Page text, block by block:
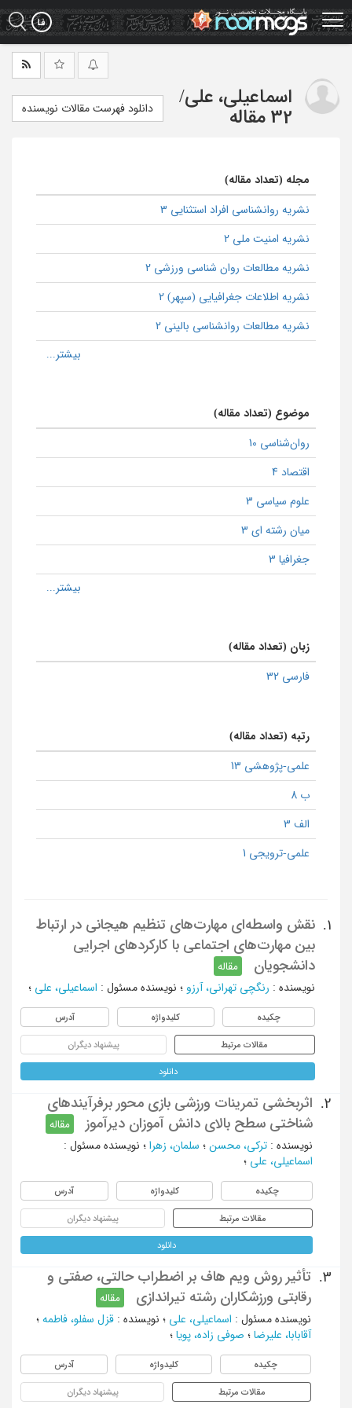
Skip
to
main
اسماعیلی، علی/
32 مقاله
دانلود فهرست مقالات نویسنده
مجله (تعداد مقاله)
نشریه روانشناسی افراد استثنایی 3
نشریه امنیت ملی 2
نشریه مطالعات روان شناسی ورزشی 2
نشریه اطلاعات جغرافیایی (سپهر) 2
نشریه مطالعات روانشناسی بالینی 2
موضوع (تعداد مقاله)
روان‌شناسی 10
اقتصاد 4
علوم سیاسی 3
میان رشته ای 3
جغرافیا 3
زبان (تعداد مقاله)
فارسی 32
رتبه (تعداد مقاله)
علمی-پژوهشی 13
ب 8
الف 3
علمی-ترویجی 1
1.
نقش واسطه‌ای مهارت‌های تنظیم هیجانی در ارتباط
بین مهارت‌های اجتماعی با کارکرد‌های اجرایی
دانشجویان
مقاله
نویسنده : رنگچی تهرانی، آرزو ؛ نویسنده مسئول : اسماعیلی، علی ؛
چکیده کلیدواژه آدرس
مقالات مرتبط پیشنهاد دیگران
دانلود
2.
اثربخشی تمرینات ورزشی بازی محور برفرآیندهای
شناختی سطح بالای دانش آموزان دیرآموز
مقاله
نویسنده : ترکی، محسن ؛ سلمان، زهرا ؛ نویسنده مسئول :
اسماعیلی، علی ؛
چکیده کلیدواژه آدرس
مقالات مرتبط پیشنهاد دیگران
دانلود
3.
تأثیر روش ویم هاف بر اضطراب حالتی، صفتی و
رقابتی ورزشکاران رشته تیراندازی
مقاله
نویسنده مسئول : اسماعیلی، علی ؛ نویسنده : قزل سفلو، فاطمه ؛
آقابابا، علیرضا ؛ صوفی زاده، پویا ؛
چکیده کلیدواژه آدرس
مقالات مرتبط پیشنهاد دیگران